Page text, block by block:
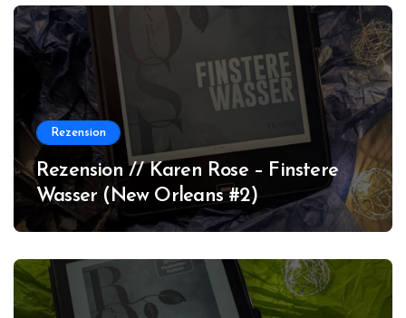
Rezension
Rezension // Karen Rose – Finstere
Wasser (New Orleans #2)